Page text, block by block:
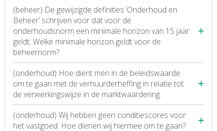
(beheer) De gewijzigde definities ‘Onderhoud en
Beheer’ schrijven voor dat voor de
onderhoudsnorm een minimale horizon van 15 jaar
geldt. Welke minimale horizon geldt voor de
beheernorm?
(onderhoud) Hoe dient men in de beleidswaarde
om te gaan met de verhuurderheffing in relatie tot
de verwerkingswijze in de marktwaardering.
(onderhoud) Wij hebben geen conditiescores voor
het vastgoed. Hoe dienen wij hiermee om te gaan?